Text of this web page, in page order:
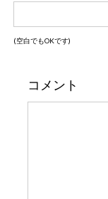
(空白でもOKです)
コメント